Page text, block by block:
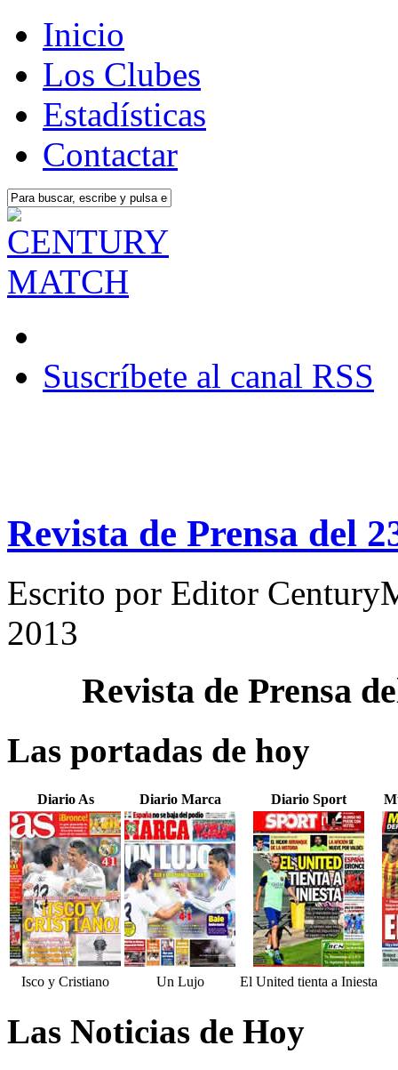
Inicio
Los Clubes
Estadísticas
Contactar
Suscríbete al canal RSS
Revista de Prensa del
Escrito por Editor
2013
Revista de Prensa
Las portadas de hoy
Diario As Diario Marca Diario Sport
Isco y Cristiano Un Lujo El United tienta a Iniesta
Las Noticias de Hoy